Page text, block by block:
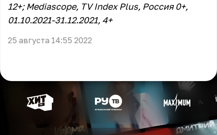
12+; Mediascope, TV Index Plus, Россия 0+,
01.10.2021-31.12.2021, 4+
25 августа 14:55 2022